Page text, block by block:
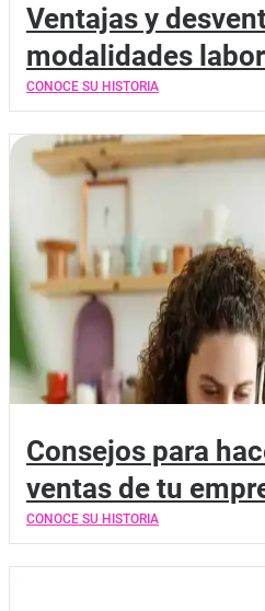
Ventajas y
modalidades
CONOCE SU HISTORIA
Consejos para
ventas de tu
CONOCE SU HISTORIA